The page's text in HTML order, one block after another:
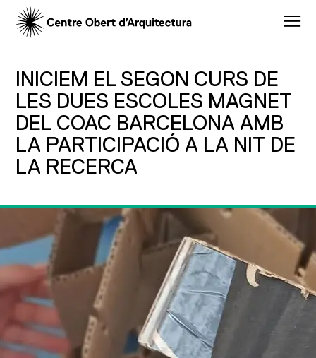
INICIEM EL SEGON CURS DE
LES DUES ESCOLES MAGNET
DEL COAC BARCELONA AMB
LA PARTICIPACIÓ A LA NIT DE
LA RECERCA